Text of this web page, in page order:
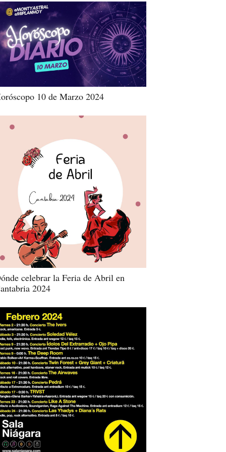
10 de Marzo 2024
celebrar la Feria de Abril en
2024